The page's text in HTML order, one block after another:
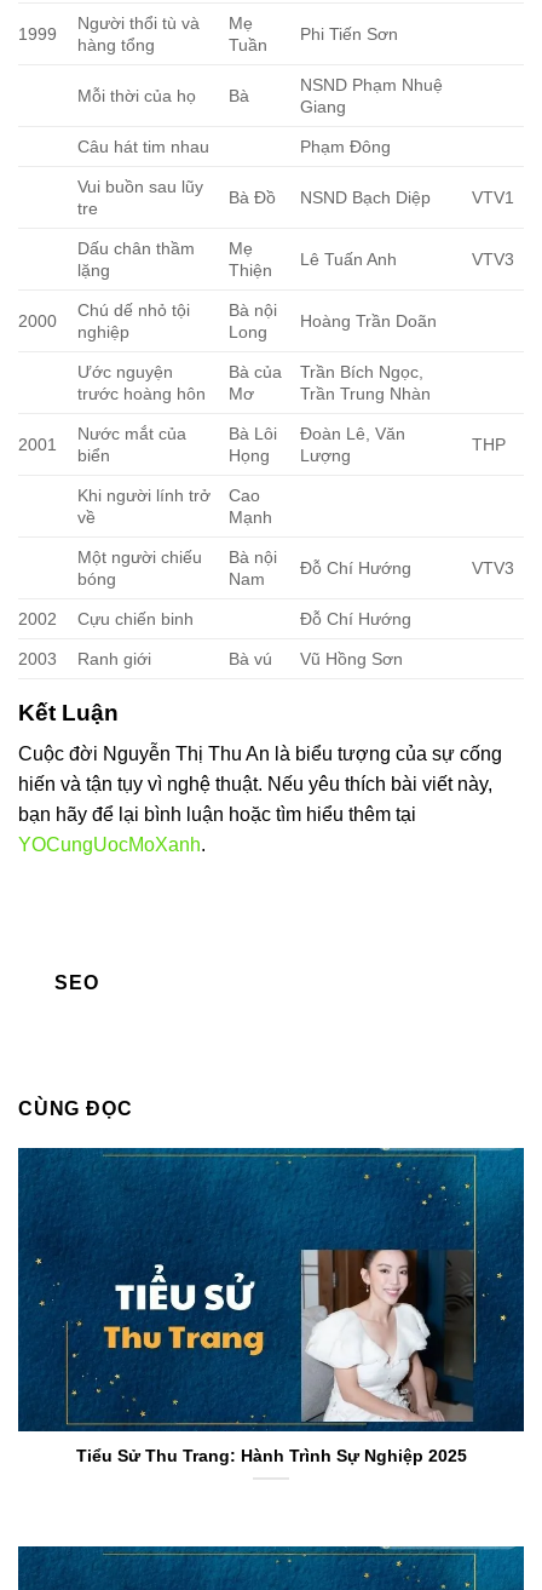
1999
Người thổi tù và
hàng tổng
Mẹ
Tuần
Phi Tiến Sơn
Mỗi thời của họ Bà
NSND Phạm Nhuệ
Giang
Câu hát tim nhau Phạm Đông
Vui buồn sau lũy
tre
Bà Đồ NSND Bạch Diệp VTV1
Dấu chân thầm
lặng
Mẹ
Thiện
Lê Tuấn Anh VTV3
2000
Chú dế nhỏ tội
nghiệp
Bà nội
Long
Hoàng Trần Doãn
Ước nguyện
trước hoàng hôn
Bà của
Mơ
Trần Bích Ngọc,
Trần Trung Nhàn
2001
Nước mắt của
biển
Bà Lôi
Họng
Đoàn Lê, Văn
Lượng
THP
Khi người lính trở
về
Cao
Mạnh
Một người chiếu
bóng
Bà nội
Nam
Đỗ Chí Hướng VTV3
2002 Cựu chiến binh Đỗ Chí Hướng
2003 Ranh giới Bà vú Vũ Hồng Sơn
Kết Luận
Cuộc đời Nguyễn Thị Thu An là biểu tượng của sự cống
hiến và tận tụy vì nghệ thuật. Nếu yêu thích bài viết này,
bạn hãy để lại bình luận hoặc tìm hiểu thêm tại
YOCungUocMoXanh.
SEO
CÙNG ĐỌC
Tiểu Sử Thu Trang: Hành Trình Sự Nghiệp 2025